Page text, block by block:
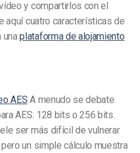
y compartirlos con el
aquí cuatro características de
unaplataforma de alojamiento
AES A menudo se debate
AES: 128 bits o 256 bits.
ser más difícil de vulnerar
un simple cálculo muestra